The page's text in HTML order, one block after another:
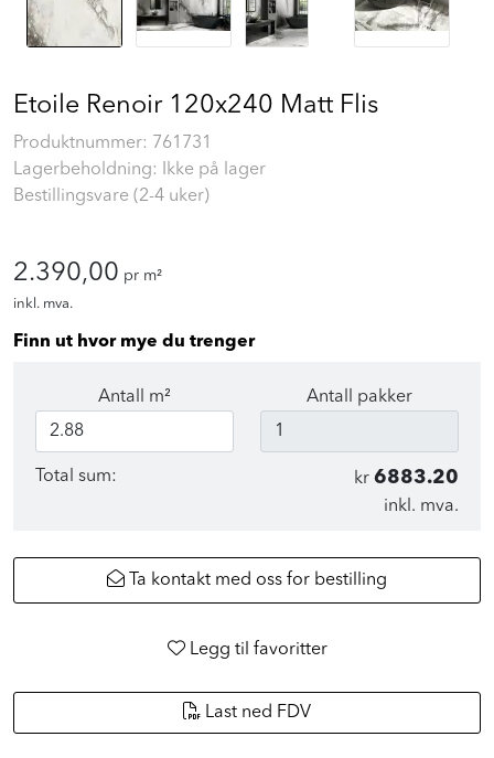
Etoile Renoir 120x240 Matt Flis
Produktnummer: 761731
Lagerbeholdning: Ikke på lager
Bestillingsvare (2-4 uker)
2.390,00 pr m²
inkl. mva.
Finn ut hvor mye du trenger
Antall m² Antall pakker
Total sum: kr 6883.20
inkl. mva.
Ta kontakt med oss for bestilling
Legg til favoritter
Last ned FDV